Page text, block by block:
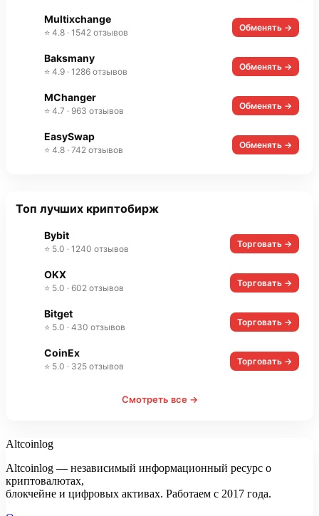
Multixchange
⭐ 4.8 · 1542 отзывов Обменять →
Baksmany
⭐ 4.9 · 1286 отзывов Обменять →
MChanger
⭐ 4.7 · 963 отзывов Обменять →
EasySwap
⭐ 4.8 · 742 отзывов Обменять →
Топ лучших криптобирж
Bybit
⭐ 5.0 · 1240 отзывов Торговать →
OKX
⭐ 5.0 · 602 отзывов Торговать →
Bitget
⭐ 5.0 · 430 отзывов Торговать →
CoinEx
⭐ 5.0 · 325 отзывов Торговать →
Смотреть все →
Altcoinlog
Altcoinlog — независимый информационный ресурс о
криптовалютах,
блокчейне и цифровых активах. Работаем с 2017 года.